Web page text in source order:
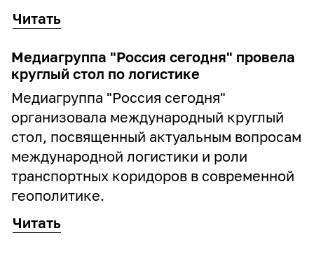
Читать
Медиагруппа "Россия сегодня" провела
круглый стол по логистике
Медиагруппа "Россия сегодня"
организовала международный круглый
стол, посвященный актуальным вопросам
международной логистики и роли
транспортных коридоров в современной
геополитике.
Читать